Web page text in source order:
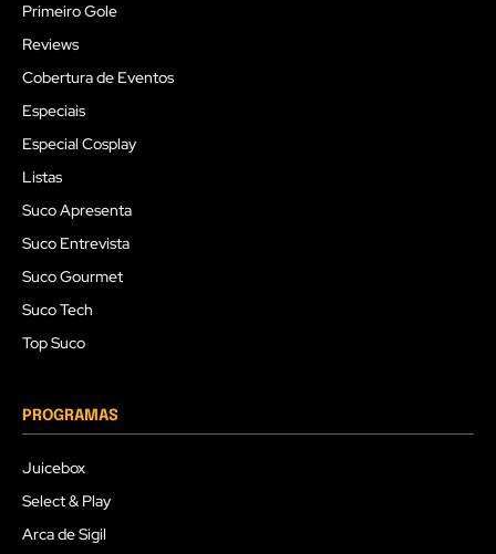
Primeiro Gole
Reviews
Cobertura de Eventos
Especiais
Especial Cosplay
Listas
Suco Apresenta
Suco Entrevista
Suco Gourmet
Suco Tech
Top Suco
PROGRAMAS
Juicebox
Select & Play
Arca de Sigil